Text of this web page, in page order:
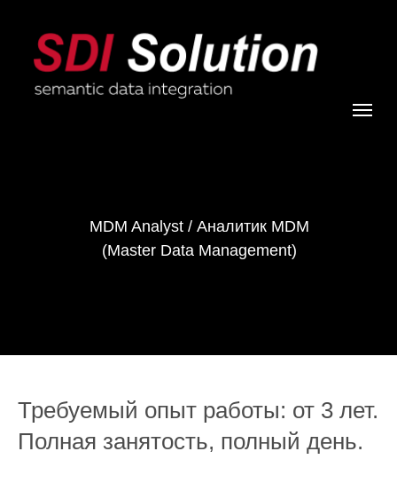
MDM Analyst / Аналитик MDM
(Master Data Management)
Требуемый опыт работы: от 3 лет.
Полная занятость, полный день.